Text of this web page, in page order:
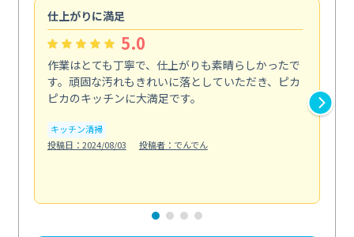
仕上がりに満足
5.0
作業はとても丁寧で、仕上がりも素晴らしかったで
す。頑固な汚れもきれいに落としていただき、ピカ
ピカのキッチンに大満足です。
キッチン清掃
投稿日：2024/08/03
投稿者：でんでん